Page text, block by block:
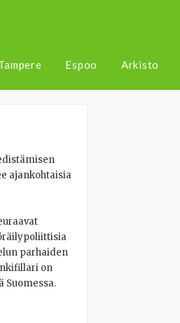
Espoo Arkisto
ajankohtaisia
parhaiden
on